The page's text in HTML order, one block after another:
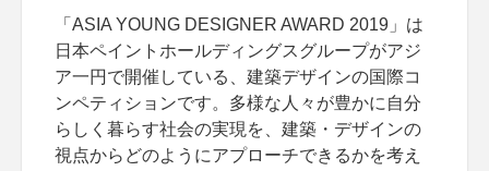
「ASIA YOUNG DESIGNER AWARD 2019」は
日本ペイントホールディングスグループがアジ
ア一円で開催している、建築デザインの国際コ
ンペティションです。多様な人々が豊かに自分
らしく暮らす社会の実現を、建築・デザインの
視点からどのようにアプローチできるかを考え